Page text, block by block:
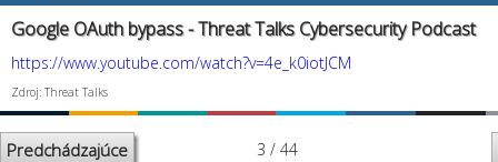
Google OAuth bypass - Threat Talks Cybersecurity Podcast
https://www.youtube.com/watch?v=4e_k0iotJCM
Zdroj: Threat Talks
Predchádzajúce 3 / 44